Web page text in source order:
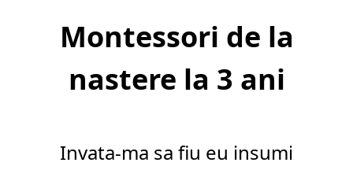
Montessori de la
nastere la 3 ani
Invata-ma sa fiu eu insumi